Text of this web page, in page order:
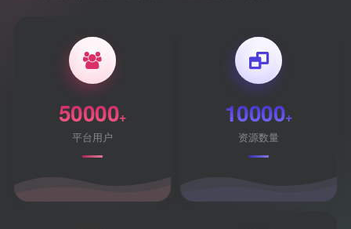
50000+
平台用户
10000+
资源数量